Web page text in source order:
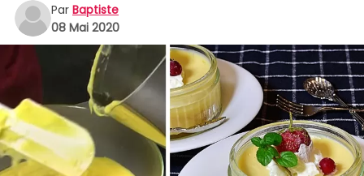
Par Baptiste
08 Mai 2020